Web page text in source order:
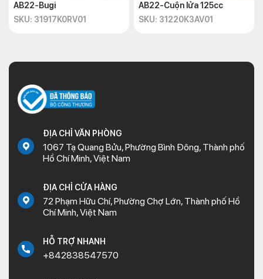
AB22-Bugi
SKU: 31917K0RV01
AB22-Cuộn lửa 125cc
SKU: 31220K3AV01
ĐỊA CHỈ VĂN PHÒNG
1067 Tạ Quang Bửu, Phường Bình Đông, Thành phố
Hồ Chí Minh, Việt Nam
ĐỊA CHỈ CỬA HÀNG
72 Phạm Hữu Chí, Phường Chợ Lớn, Thành phố Hồ
Chí Minh, Việt Nam
HỖ TRỢ NHANH
+842838547570